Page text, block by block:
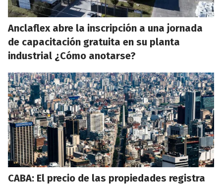
Anclaflex abre la inscripción a una jornada
de capacitación gratuita en su planta
industrial ¿Cómo anotarse?
CABA: El precio de las propiedades registra